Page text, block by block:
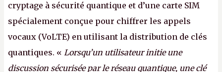
cryptage à sécurité quantique et d’une carte SIM
spécialement conçue pour chiffrer les appels
vocaux (VoLTE) en utilisant la distribution de clés
quantiques. « Lorsqu’un utilisateur initie une
discussion sécurisée par le réseau quantique, une clé